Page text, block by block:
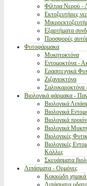
Φίλτρα Νερού -
Εκτοξευτήρες
Εξαρτήματα
Προσφορές
Φυτοφάρμακα
Μυκητοκτόνα
Εντομοκτόνα -
Ερασιτεχνικά
Ζιζανιοκτόνα
Σαλιγκαροκτόνα
Βιολογικά φάρμακα -
Βιολογικά
Βιολογικά
Βιολογικά
Βιολογικά
Βιολογικές
Βιολογικές
Κόλλες
Σκευάσματα
Λιπάσματα - Ορμόνες
Κοκκώδη χημικά
Λιπάσματα